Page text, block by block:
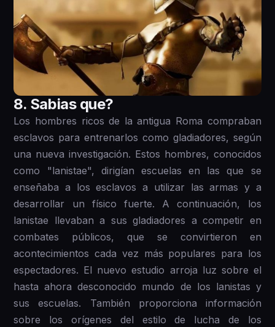
8 . Sabias que?
Los hombres ricos de la antigua Roma compraban
esclavos para entrenarlos como gladiadores, según
una nueva investigación. Estos hombres, conocidos
como "lanistae", dirigían escuelas en las que se
enseñaba a los esclavos a utilizar las armas y a
desarrollar un físico fuerte. A continuación, los
lanistae llevaban a sus gladiadores a competir en
combates públicos, que se convirtieron en
acontecimientos cada vez más populares para los
espectadores. El nuevo estudio arroja luz sobre el
hasta ahora desconocido mundo de los lanistas y
sus escuelas. También proporciona información
sobre los orígenes del estilo de lucha de los